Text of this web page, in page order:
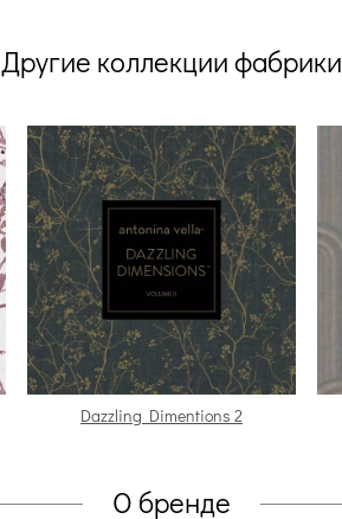
Другие коллекции фабрики
Dazzling Dimentions 2
О бренде